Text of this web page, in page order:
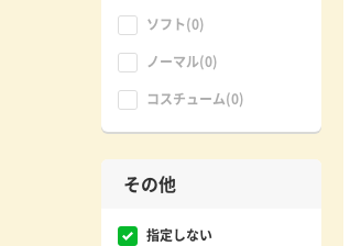
ソフト(0)
ノーマル(0)
コスチューム(0)
その他
指定しない